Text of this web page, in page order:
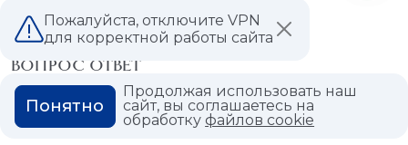
ВАКАНСИИ
ВОПРОС ОТВЕТ
ГЛОССАРИЙ
Пожалуйста, отключите VPN
для корректной работы сайта
Продолжая использовать наш
сайт, вы соглашаетесь на
обработкуфайлов cookie
Понятно